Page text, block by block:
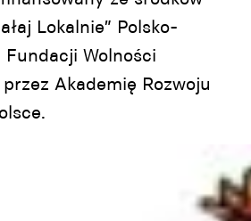
Lokalnie” Polsko-
Wolności
Akademię Rozwoju